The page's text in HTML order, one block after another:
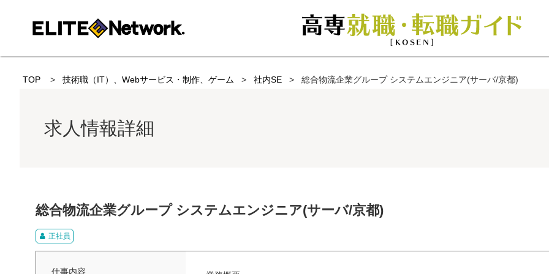
TOP 技術職（IT）、Webサービス・制作、ゲーム 社内SE 総合物流企業グループ システムエンジニア(サーバ/京都)
求人情報詳細
総合物流企業グループ システムエンジニア(サーバ/京都)
正社員
仕事内容